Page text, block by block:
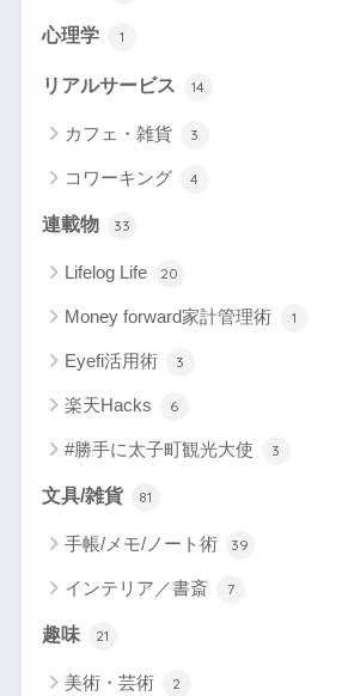
心理学 1
リアルサービス 14
カフェ・雑貨 3
コワーキング 4
連載物 33
Lifelog Life 20
Money forward家計管理術 1
Eyefi活用術 3
楽天Hacks 6
#勝手に太子町観光大使 3
文具/雑貨 81
手帳/メモ/ノート術 39
インテリア／書斎 7
趣味 21
美術・芸術 2